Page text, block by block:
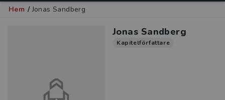
Hem / Jonas Sandberg
Jonas Sandberg
Kapitelförfattare